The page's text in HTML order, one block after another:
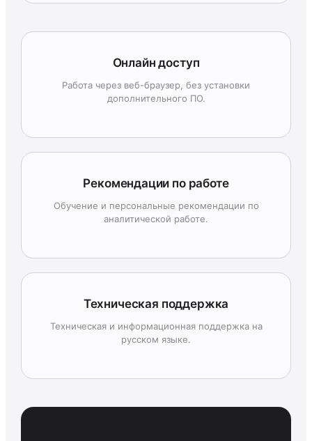
Онлайн доступ
Работа через веб-браузер, без установки
дополнительного ПО.
Рекомендации по работе
Обучение и персональные рекомендации по
аналитической работе.
Техническая поддержка
Техническая и информационная поддержка на
русском языке.